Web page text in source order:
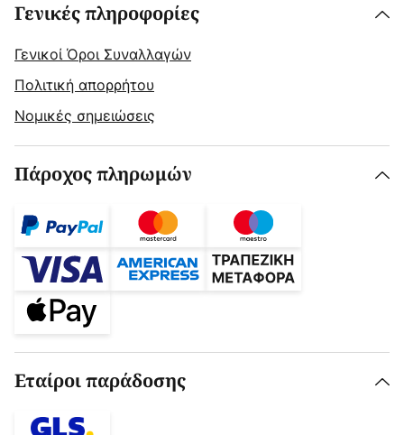
Γενικές πληροφορίες
Γενικοί Όροι Συναλλαγών
Πολιτική απορρήτου
Νομικές σημειώσεις
Πάροχος πληρωμών
Εταίροι παράδοσης